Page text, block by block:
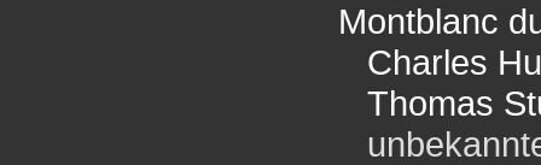
Montblanc
Charles
Thomas